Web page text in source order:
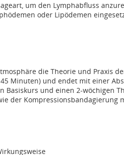
um den Lymphabfluss
oder Lipödemen
die Theorie und Praxis
Minuten) und endet mit einer
und einen 2-wöchigen
der Kompressionsbandagierung